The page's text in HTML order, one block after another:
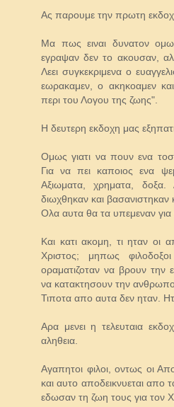
Ας παρουμε την πρωτη
Μα πως ειναι δυνατον
εγραψαν δεν το ακουσαν,
Λεει συγκεκριμενα ο
εωρακαμεν, ο ακηκοαμεν
περι του Λογου της ζωης".
Η δευτερη εκδοχη μας
Ομως γιατι να πουν ενα
Για να πει καποιος ενα
Αξιωματα, χρηματα, δοξα.
διωχθηκαν και βασανιστηκαν
Ολα αυτα θα τα υπεμεναν
Και κατι ακομη, τι ηταν οι
Χριστος; μηπως
οραματιζοταν να βρουν την
να κατακτησουν την
Τιποτα απο αυτα δεν ηταν.
Αρα μενει η τελευταια
αληθεια.
Αγαπητοι φιλοι, οντως οι
και αυτο αποδεικνυεται
εδωσαν τη ζωη τους για τον